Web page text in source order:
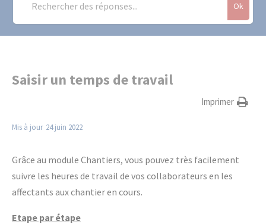
Ok
Saisir un temps de travail
Imprimer
Mis à jour 24 juin 2022
Grâce au module Chantiers, vous pouvez très facilement
suivre les heures de travail de vos collaborateurs en les
affectants aux chantier en cours.
Etape par étape